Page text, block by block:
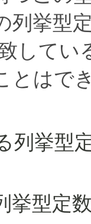
列挙型
してい
とはで
挙型
挙型定